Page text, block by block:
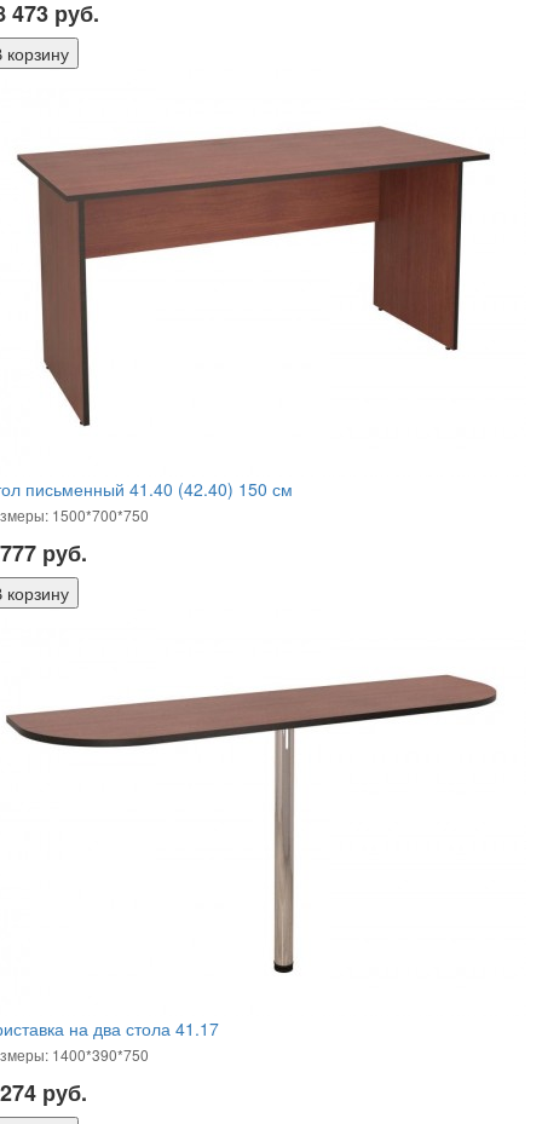
473 руб.
письменный 41.40 (42.40) 150 см
1500*700*750
руб.
на два стола 41.17
1400*390*750
руб.